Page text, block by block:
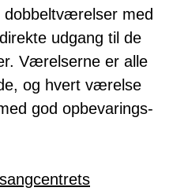
dobbeltværelser med
udgang til de
Værelserne er alle
og hvert værelse
god opbevarings-